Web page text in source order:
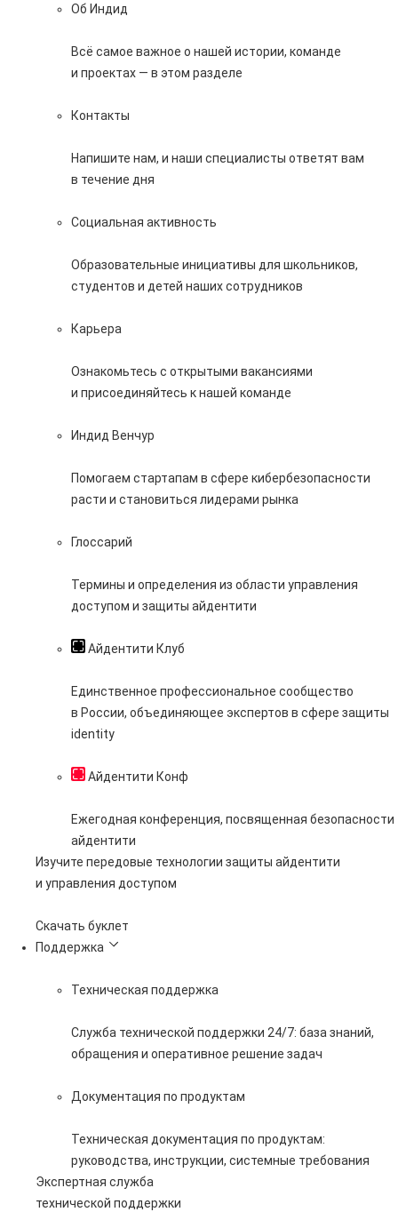
Об Индид
Всё самое важное о нашей истории, команде
и проектах — в этом разделе
Контакты
Напишите нам, и наши специалисты ответят вам
в течение дня
Социальная активность
Образовательные инициативы для школьников,
студентов и детей наших сотрудников
Карьера
Ознакомьтесь с открытыми вакансиями
и присоединяйтесь к нашей команде
Индид Венчур
Помогаем стартапам в сфере кибербезопасности
расти и становиться лидерами рынка
Глоссарий
Термины и определения из области управления
доступом и защиты айдентити
Айдентити Клуб
Единственное профессиональное сообщество
в России, объединяющее экспертов в сфере защиты
identity
Айдентити Конф
Ежегодная конференция, посвященная безопасности
айдентити
Изучите передовые технологии защиты айдентити
и управления доступом
Скачать буклет
Поддержка
Техническая поддержка
Служба технической поддержки 24/7: база знаний,
обращения и оперативное решение задач
Документация по продуктам
Техническая документация по продуктам:
руководства, инструкции, системные требования
Экспертная служба
технической поддержки